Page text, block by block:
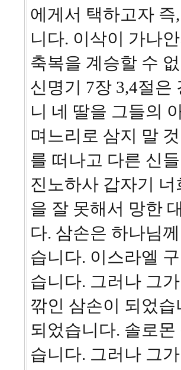
에게서 택하고자
니다. 이삭이 가나
축복을 계승할 수
신명기 7장 3,4절은
니 네 딸을 그들의
며느리로 삼지 말
를 떠나고 다른 신
진노하사 갑자기
을 잘 못해서 망한
다. 삼손은 하나님
습니다. 이스라엘
습니다. 그러나 그
깎인 삼손이 되었
되었습니다. 솔로
습니다. 그러나 그